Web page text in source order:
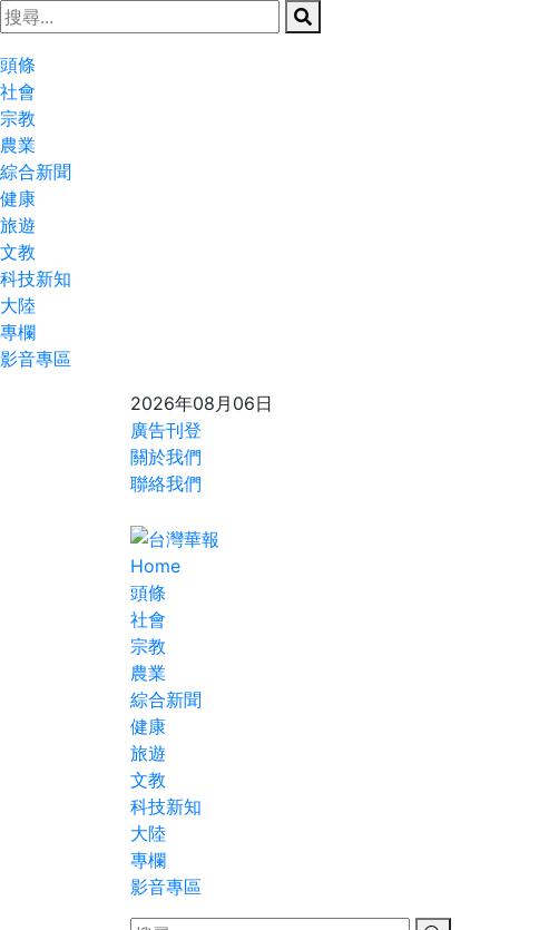
頭條
社會
宗教
農業
綜合新聞
健康
旅遊
文教
科技新知
大陸
專欄
影音專區
2026年08月06日
廣告刊登
關於我們
聯絡我們
Home
頭條
社會
宗教
農業
綜合新聞
健康
旅遊
文教
科技新知
大陸
專欄
影音專區